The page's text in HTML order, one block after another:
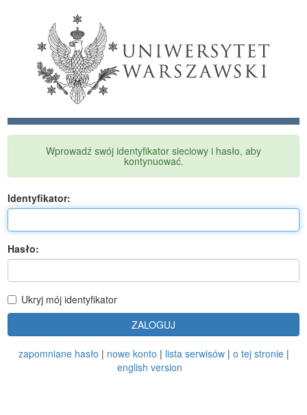
Wprowadź swój identyfikator sieciowy i hasło, aby
kontynuować.
Identyfikator:
Hasło:
Ukryj mój identyfikator
ZALOGUJ
zapomniane hasło | nowe konto | lista serwisów| o tej stronie|
english version